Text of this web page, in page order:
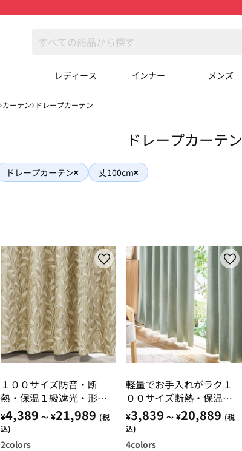
レディース インナー メンズ
カーテン ドレープカーテン
ドレープカーテン
ドレープカーテン 丈100cm
１００サイズ防音・断
熱・保温１級遮光・形状
記憶付カーテン リーフ
ブラウン・リーフブルー
グレー
¥4,389 ～ ¥21,989 (税
込)
2colors
軽量でお手入れがラク１
００サイズ断熱・保温・
遮光１００％カーテン
¥3,839 ～ ¥20,889 (税
込)
4colors